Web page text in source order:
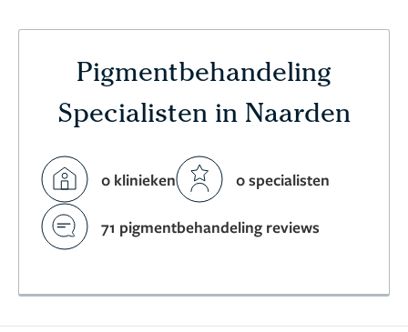
Pigmentbehandeling
Specialisten in Naarden
0 klinieken 0 specialisten
71 pigmentbehandeling reviews